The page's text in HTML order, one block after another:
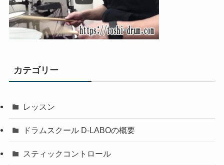
カテゴリー
レッスン
ドラムスクール D-LABOの概要
スティックコントロール